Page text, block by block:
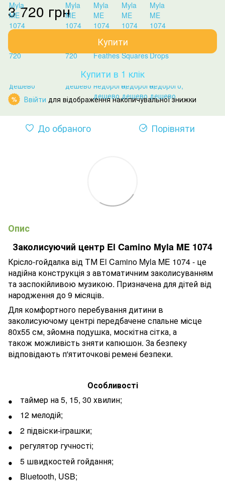
3 720 грн
Купити
Купити в 1 клік
% Ввійти для відображення накопичувальної знижки
До обраного Порівняти
Опис
Заколисуючий центр El Camino Myla ME 1074
Крісло-гойдалка від ТМ El Camino Myla ME 1074 - це
надійна конструкція з автоматичним заколисуванням
та заспокійливою музикою. Призначена для дітей від
народження до 9 місяців.
Для комфортного перебування дитини в
заколисуючому центрі передбачене спальне місце
80х55 см, зйомна подушка, москітна сітка, а
також можливість зняти капюшон. За безпеку
відповідають п'ятиточкові ремені безпеки.
Особливості
таймер на 5, 15, 30 хвилин;
12 мелодій;
2 підвіски-іграшки;
регулятор гучності;
5 швидкостей гойдання;
Bluetooth, USB;